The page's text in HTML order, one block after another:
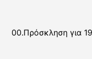
00.Πρόσκληση για